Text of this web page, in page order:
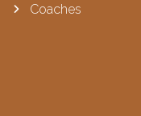
Coaches